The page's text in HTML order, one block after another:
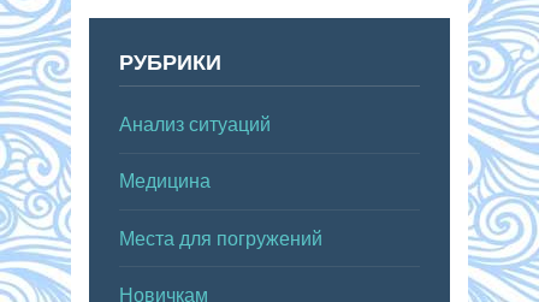
РУБРИКИ
Анализ ситуаций
Медицина
Места для погружений
Новичкам